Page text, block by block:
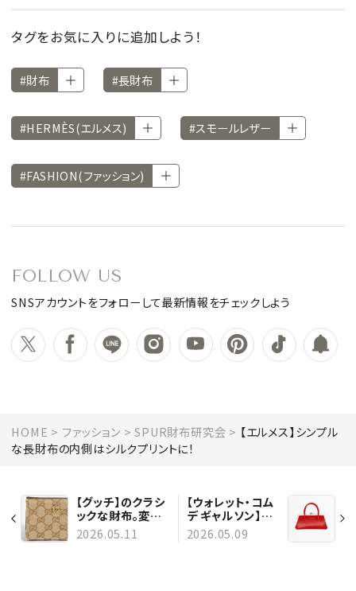
タグをお気に入りに追加しよう！
#財布 #長財布
#HERMÈS(エルメス) #スモールレザー
#FASHION(ファッション)
FOLLOW US
SNSアカウントをフォローして最新情報をチェックしよう
HOME ファッション SPUR財布研究会
【エルメス】シンプル
な長財布の内側はシルクプリントに！
【グッチ】のクラシ
ックな財布。変わ
らないよさに惹か
れる
2026.05.11
【ウォレット・コム
デ ギャルソン】サ
イズで選べる。バ
ッグのようながま
2026.05.09